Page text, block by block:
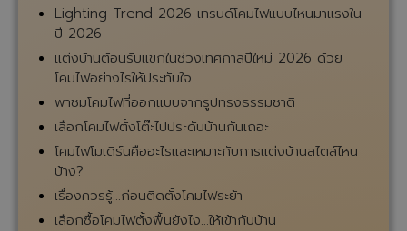
Lighting Trend 2026 เทรนด์โคมไฟแบบไหนมาแรงใน
ปี 2026
แต่งบ้านต้อนรับแขกในช่วงเทศกาลปีใหม่ 2026 ด้วย
โคมไฟอย่างไรให้ประทับใจ
พาชมโคมไฟที่ออกแบบจากรูปทรงธรรมชาติ
เลือกโคมไฟตั้งโต๊ะไปประดับบ้านกันเถอะ
โคมไฟโมเดิร์นคืออะไรและเหมาะกับการแต่งบ้านสไตล์ไหน
บ้าง?
เรื่องควรรู้...ก่อนติดตั้งโคมไฟระย้า
เลือกซื้อโคมไฟตั้งพื้นยังไง...ให้เข้ากับบ้าน